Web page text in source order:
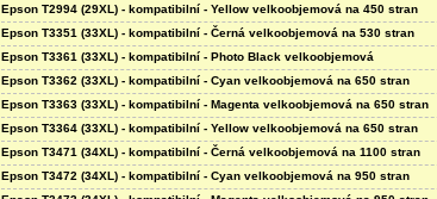
Epson T2994 (29XL) - kompatibilní - Yellow velkoobjemová na 450 stran
Epson T3351 (33XL) - kompatibilní - Černá velkoobjemová na 530 stran
Epson T3361 (33XL) - kompatibilní - Photo Black velkoobjemová
Epson T3362 (33XL) - kompatibilní - Cyan velkoobjemová na 650 stran
Epson T3363 (33XL) - kompatibilní - Magenta velkoobjemová na 650 stran
Epson T3364 (33XL) - kompatibilní - Yellow velkoobjemová na 650 stran
Epson T3471 (34XL) - kompatibilní - Černá velkoobjemová na 1100 stran
Epson T3472 (34XL) - kompatibilní - Cyan velkoobjemová na 950 stran